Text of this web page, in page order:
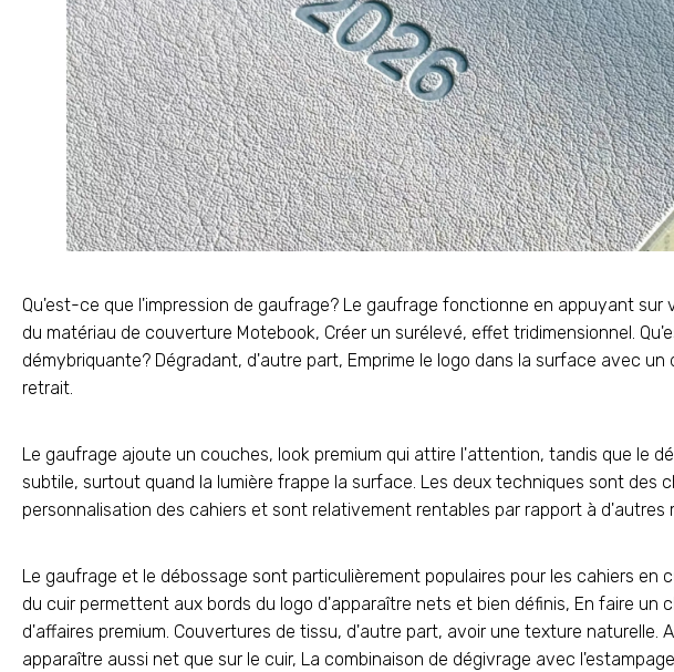
Qu'est-ce que l'impression de gaufrage? Le gaufrage fonctionne en appuyant sur
du matériau de couverture Motebook, Créer un surélevé, effet tridimensionnel.
démybriquante? Dégradant, d'autre part, Emprime le logo dans la surface avec un
retrait.
Le gaufrage ajoute un couches, look premium qui attire l'attention, tandis que le
subtile, surtout quand la lumière frappe la surface. Les deux techniques sont des
personnalisation des cahiers et sont relativement rentables par rapport à d'autres
Le gaufrage et le débossage sont particulièrement populaires pour les cahiers en
du cuir permettent aux bords du logo d'apparaître nets et bien définis, En faire un
d'affaires premium. Couvertures de tissu, d'autre part, avoir une texture naturelle.
apparaître aussi net que sur le cuir, La combinaison de dégivrage avec